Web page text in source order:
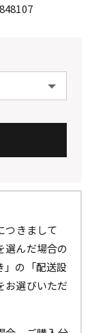
つきまして
選んだ場合の
」の「配送設
お選びいただ